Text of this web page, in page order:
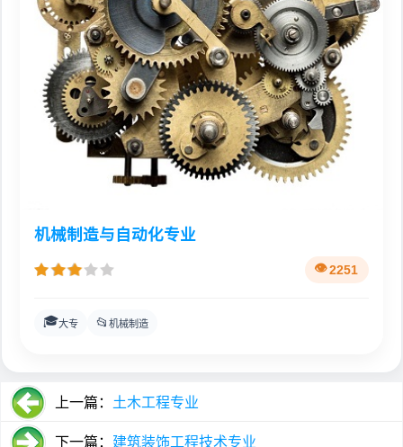
机械制造与自动化专业
2251
🎓大专 📂 机械制造
上一篇： 土木工程专业
下一篇： 建筑装饰工程技术专业